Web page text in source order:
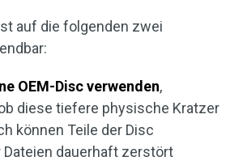
auf die folgenden zwei
OEM-Disc verwenden,
diese tiefere physische Kratzer
können Teile der Disc
dauerhaft zerstört